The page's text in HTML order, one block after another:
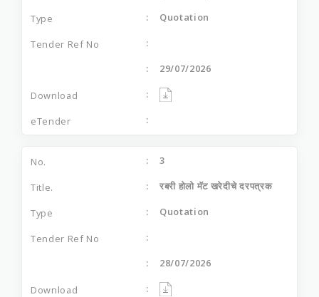
Quotation
29/07/2026
3
रबरी होलो मॅट खरेदीचे दरपत्रक
Quotation
28/07/2026